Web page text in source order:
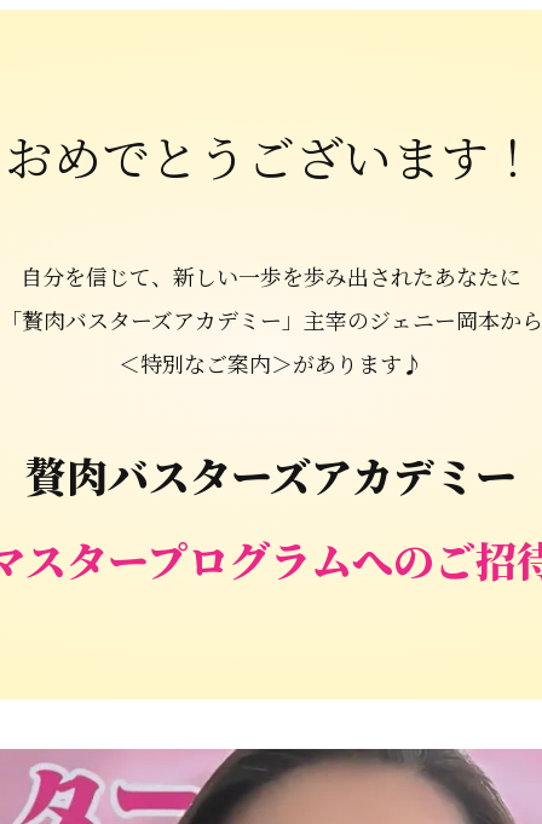
おめでとうございます！
自分を信じて、新しい一歩を歩み出されたあなたに
「贅肉バスターズアカデミー」主宰のジェニー岡本から
＜特別なご案内＞があります♪
贅肉バスターズアカデミー
スタープログラムへのご招